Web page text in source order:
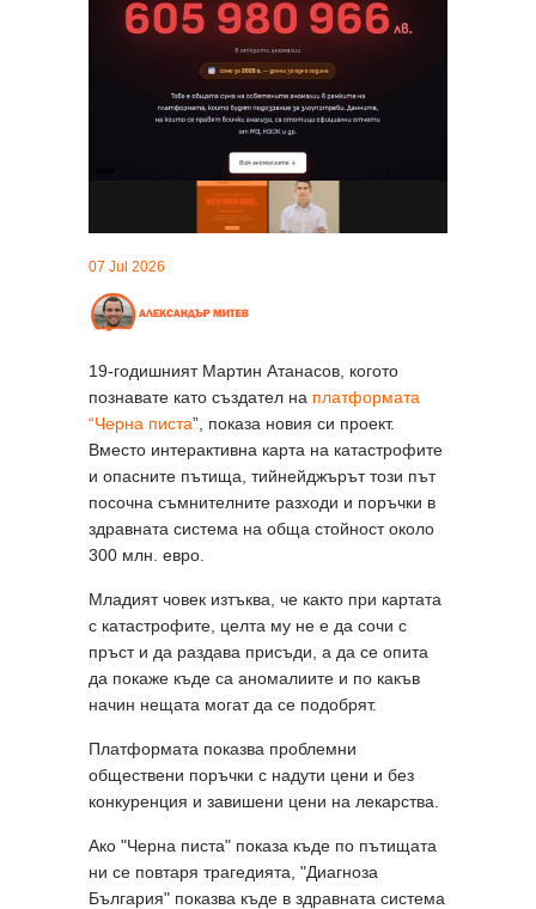
07 Jul 2026
19-годишният Мартин Атанасов, когото
познавате като създател на платформата
“Черна писта”, показа новия си проект.
Вместо интерактивна карта на катастрофите
и опасните пътища, тийнейджърът този път
посочна съмнителните разходи и поръчки в
здравната система на обща стойност около
300 млн. евро.
Младият човек изтъква, че както при картата
с катастрофите, целта му не е да сочи с
пръст и да раздава присъди, а да се опита
да покаже къде са аномалиите и по какъв
начин нещата могат да се подобрят.
Платформата показва проблемни
обществени поръчки с надути цени и без
конкуренция и завишени цени на лекарства.
Ако "Черна писта" показа къде по пътищата
ни се повтаря трагедията, "Диагноза
България" показва къде в здравната система